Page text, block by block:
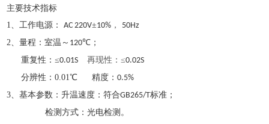
主要技术指标
1、工作电源：AC 220V±10% ，
50Hz
2、量程：室温～ 120℃；
重复性：≤0.01S再现性：≤0.02S
分辨性：0.01℃ 精度：0.5%
3、基本参数：升温速度：符合GB265/T标准；
检测方式：光电检测。